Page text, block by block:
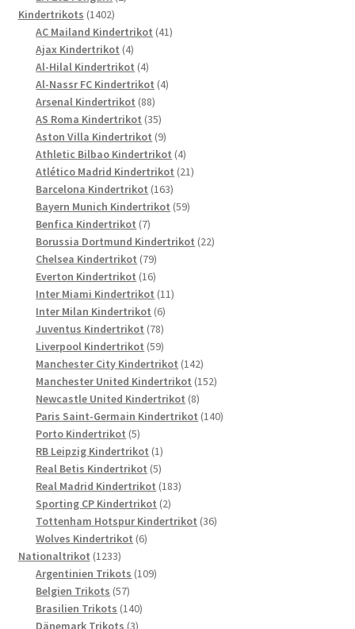
Kindertrikots 14021402
Produkte
AC Mailand Kindertrikot 4141
Ajax Kindertrikot 44
Produkte
Al-Hilal Kindertrikot 44
Produkte
Al-Nassr FC Kindertrikot 44
Arsenal Kindertrikot 8888
Produkte
AS Roma Kindertrikot 3535
Produkte
Aston Villa Kindertrikot 99
Produkte
Athletic Bilbao Kindertrikot 44
Produkte
Atlético Madrid Kindertrikot 2121
Barcelona Kindertrikot 163163
Produkte
Bayern Munich Kindertrikot 5959
Benfica Kindertrikot 77
Produkte
Borussia Dortmund Kindertrikot 2222
Chelsea Kindertrikot 7979
Produkte
Everton Kindertrikot 1616
Produkte
Inter Miami Kindertrikot 1111
Inter Milan Kindertrikot 66
Produkte
Juventus Kindertrikot 7878
Produkte
Liverpool Kindertrikot 5959
Produkte
Manchester City Kindertrikot 142142
Produkte
Manchester United Kindertrikot 152152
Newcastle United Kindertrikot 88
Produkte
Paris Saint-Germain Kindertrikot 140140
Porto Kindertrikot 55
Produkte
RB Leipzig Kindertrikot 11
Produkt
Real Betis Kindertrikot 55
Produkte
Real Madrid Kindertrikot 183183
Sporting CP Kindertrikot 22
Produkte
Tottenham Hotspur Kindertrikot 3636
Wolves Kindertrikot 66
Nationaltrikot 12331233
Produkte
Argentinien Trikots 109109
Belgien Trikots 5757
Produkte
Brasilien Trikots 140140
Dänemark Trikots 33